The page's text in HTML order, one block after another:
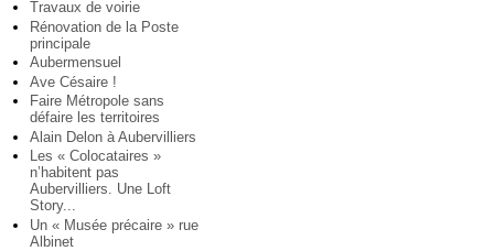
Travaux de voirie
Rénovation de la Poste
principale
Aubermensuel
Ave Césaire !
Faire Métropole sans
défaire les territoires
Alain Delon à Aubervilliers
Les « Colocataires »
n’habitent pas
Aubervilliers. Une Loft
Story...
Un « Musée précaire » rue
Albinet